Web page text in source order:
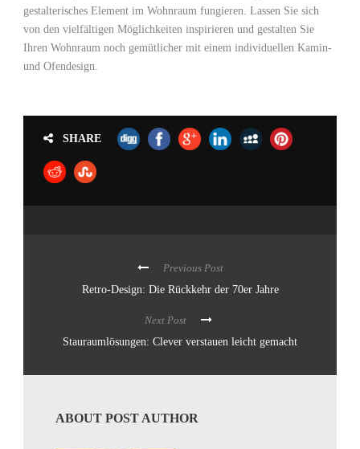
gestalterisches Element im Wohnraum fungieren. Lassen Sie sich
von den vielfältigen Möglichkeiten inspirieren und gestalten Sie
Ihren Wohnraum noch gemütlicher mit einem individuellen Kamin-
und Ofendesign.
SHARE
Previous Post
Retro-Design: Die Rückkehr der 70er Jahre
Next Post
Stauraumlösungen: Clever verstauen leicht gemacht
ABOUT POST AUTHOR